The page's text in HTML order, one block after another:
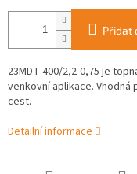
Přidat
23MDT 400/2,2-0,75 je
venkovní aplikace.
cest.
Detailní informace